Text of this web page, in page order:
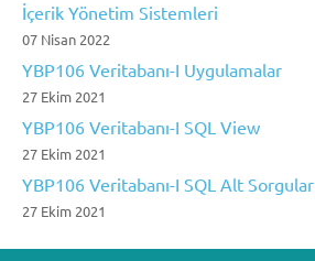
İçerik Yönetim Sistemleri
07 Nisan 2022
YBP106 Veritabanı-I Uygulamalar
27 Ekim 2021
YBP106 Veritabanı-I SQL View
27 Ekim 2021
YBP106 Veritabanı-I SQL Alt Sorgular
27 Ekim 2021